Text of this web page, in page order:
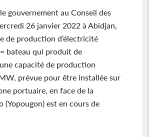
gouvernement au Conseil des
26 janvier 2022 à Abidjan,
de production d’électricité
bateau qui produit de
capacité de production
prévue pour être installée sur
portuaire, en face de la
(Yopougon) est en cours de